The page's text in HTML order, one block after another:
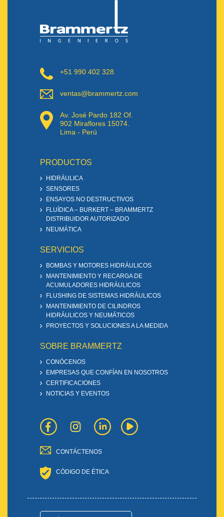
+51 990 402 328
ventas@brammertz.com
Av. José Pardo 182 Of.
902 Miraflores 15074.
Lima - Perú
PRODUCTOS
HIDRÁULICA
SENSORES
ENSAYOS NO DESTRUCTIVOS
FLUÍDICA – BURKERT – BRAMMERTZ
DISTRIBUIDOR AUTORIZADO
NEUMÁTICA
SERVICIOS
BOMBAS Y MOTORES HIDRÁULICOS
MANTENIMIENTO Y RECARGA DE
ACUMULADORES HIDRÁULICOS
FLUSHING DE SISTEMAS HIDRÁULICOS
MANTENIMIENTO DE CILINDROS
HIDRÁULICOS Y NEUMÁTICOS
PROYECTOS Y SOLUCIONES A LA MEDIDA
SOBRE BRAMMERTZ
CONÓCENOS
EMPRESAS QUE CONFÍAN EN NOSOTROS
CERTIFICACIONES
NOTICIAS Y EVENTOS
CONTÁCTENOS
CÓDIGO DE ÉTICA